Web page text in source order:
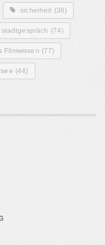
sicherheit (36)
stadtgespräch (74)
Filmwissen (77)
(44)